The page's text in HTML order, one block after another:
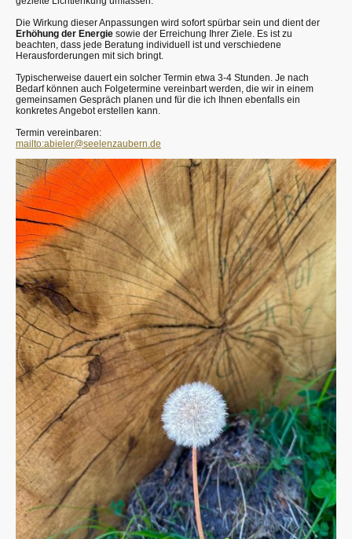
Die Wirkung dieser Anpassungen wird sofort spürbar sein und dient der
Erhöhung der Energie sowie der Erreichung Ihrer Ziele. Es ist zu
beachten, dass jede Beratung individuell ist und verschiedene
Herausforderungen mit sich bringt.
Typischerweise dauert ein solcher Termin etwa 3-4 Stunden. Je nach
Bedarf können auch Folgetermine vereinbart werden, die wir in einem
gemeinsamen Gespräch planen und für die ich Ihnen ebenfalls ein
konkretes Angebot erstellen kann.
Termin vereinbaren:
mailto:abieler@seelenzaubern.de